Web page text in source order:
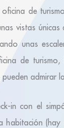
de
vistas
unas
de turismo,
admirar
in con el
habitación (hay